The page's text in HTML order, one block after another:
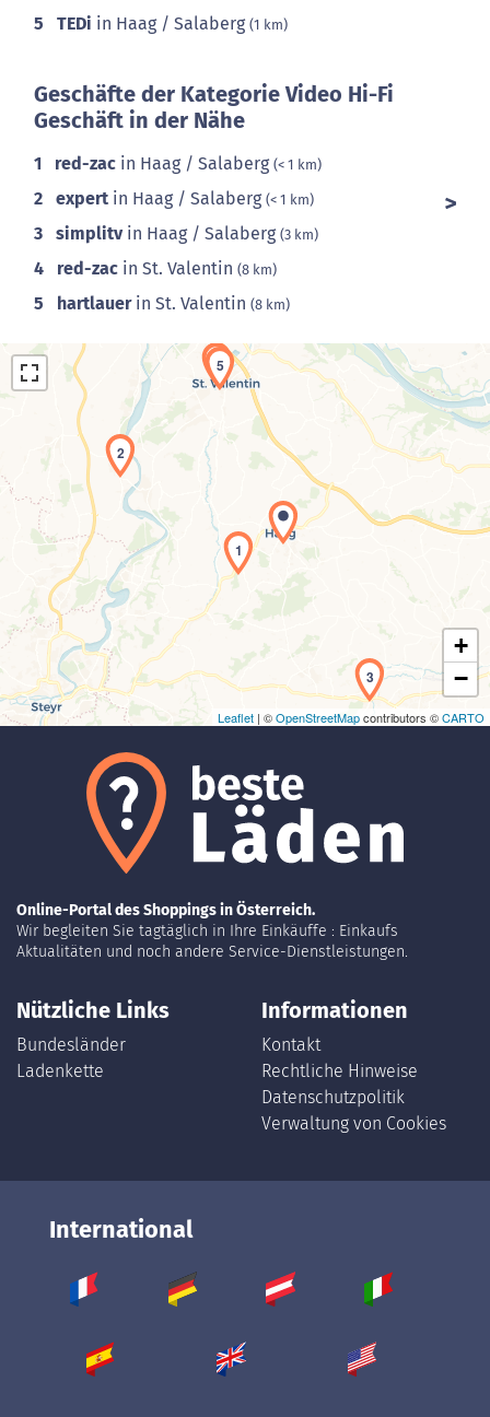
5 TEDi in Haag / Salaberg (1 km)
Geschäfte der Kategorie Video Hi-Fi
Geschäft in der Nähe
1 red-zac in Haag / Salaberg (< 1 km)
2 expert in Haag / Salaberg (< 1 km)
3 simplitvin Haag / Salaberg (3 km)
4 red-zac in St. Valentin (8 km)
5 hartlauerin St. Valentin (8 km)
Laden der Karte...
1
2
3
45
+
−
Leaflet | ©OpenStreetMapcontributors ©CARTO
Online-Portal des Shoppings in Österreich.
Wir begleiten Sie tagtäglich in Ihre Einkäuffe : Einkaufs
Aktualitäten und noch andere Service-Dienstleistungen.
Nützliche Links
Bundesländer
Ladenkette
Informationen
Kontakt
Rechtliche Hinweise
Datenschutzpolitik
Verwaltung von Cookies
International